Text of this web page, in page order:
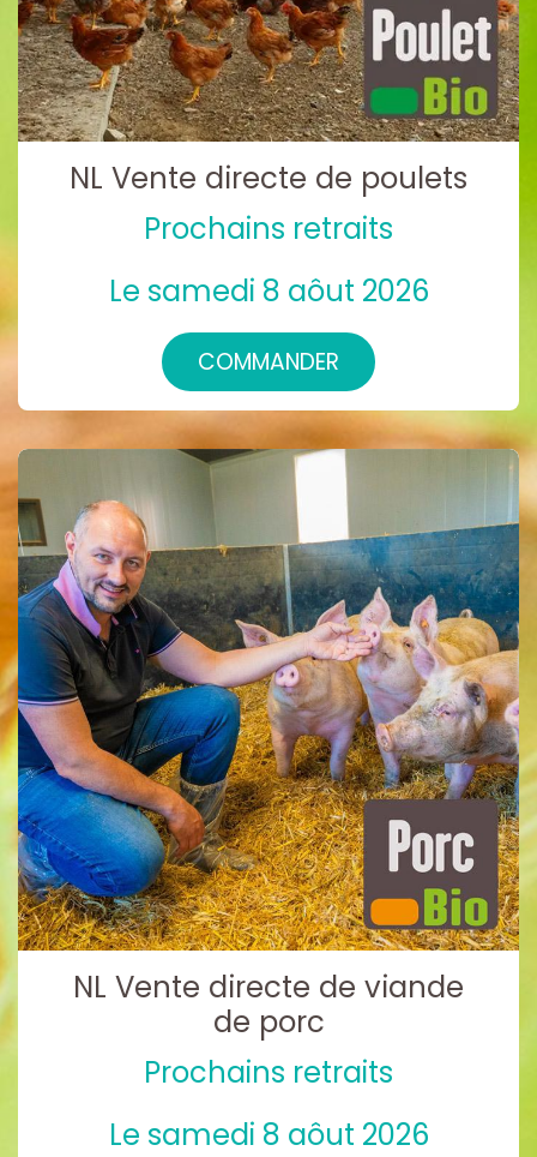
NL Vente directe de poulets
Prochains retraits
Le samedi 8 aôut 2026
COMMANDER
NL Vente directe de viande
de porc
Prochains retraits
Le samedi 8 aôut 2026